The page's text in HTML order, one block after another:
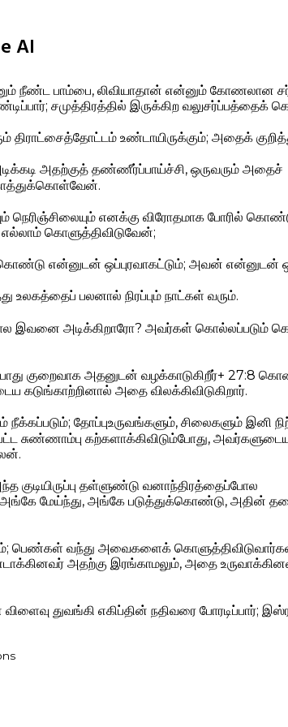
AI
நீண்ட பாம்பை, லிவியாதான் என்னும் கோணலான
சமுத்திரத்தில் இருக்கிற வலுசர்ப்பத்தைக்
உண்டாயிருக்கும்; அதைக்
அதற்குத் தண்ணீர்ப்பாய்ச்சி, ஒருவரும் அதைச்
நெரிஞ்சிலையும் எனக்கு விரோதமாக போரில்
கொளுத்திவிடுவேன்;
என்னுடன் ஒப்புரவாகட்டும்; அவன் என்னுடன்
உலகத்தைப் பலனால் நிரப்பும் நாட்கள் வரும்.
இவனை அடிக்கிறாரோ? அவர்கள் கொல்லப்படும்
குறைவாக அதனுடன் வழக்காடுகிறீர்+ 27:8
கடுங்காற்றினால் அதை விலக்கிவிடுகிறார்.
தோப்புஉருவங்களும், சிலைகளும் இனி
சுண்ணாம்பு கற்களாக்கிவிடும்போது,
குடியிருப்பு தள்ளுண்டு வனாந்திரத்தைப்போல
அங்கே மேய்ந்து, அங்கே படுத்துக்கொண்டு, அதின்
பெண்கள் வந்து அவைகளைக்
அதற்கு இரங்காமலும், அதை
துவங்கி எகிப்தின் நதிவரை போரடிப்பார்;